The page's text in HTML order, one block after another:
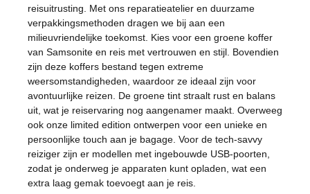
reisuitrusting. Met ons reparatieatelier en duurzame
verpakkingsmethoden dragen we bij aan een
milieuvriendelijke toekomst. Kies voor een groene koffer
van Samsonite en reis met vertrouwen en stijl. Bovendien
zijn deze koffers bestand tegen extreme
weersomstandigheden, waardoor ze ideaal zijn voor
avontuurlijke reizen. De groene tint straalt rust en balans
uit, wat je reiservaring nog aangenamer maakt. Overweeg
ook onze limited edition ontwerpen voor een unieke en
persoonlijke touch aan je bagage. Voor de tech-savvy
reiziger zijn er modellen met ingebouwde USB-poorten,
zodat je onderweg je apparaten kunt opladen, wat een
extra laag gemak toevoegt aan je reis.